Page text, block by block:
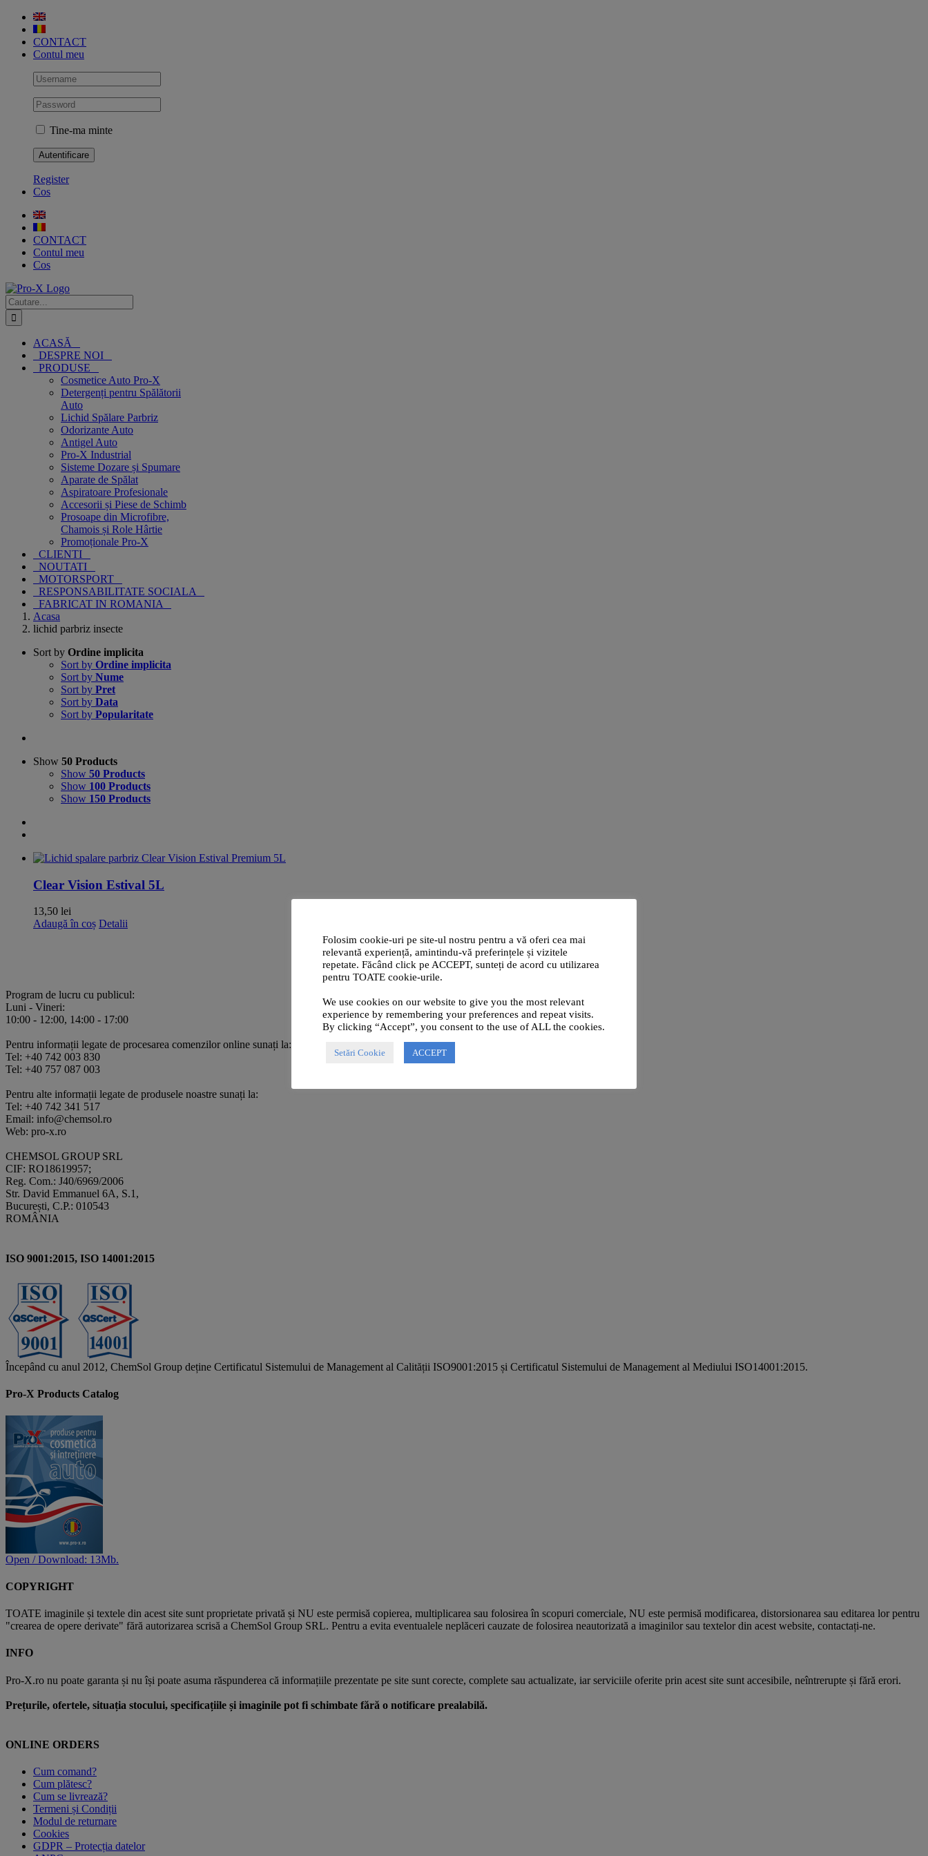
Skip
contentCONTACT
Contul meu
Tine-ma minte
Register
Cos
CONTACT
Contul meu
Cos
Cautare...
ACASĂ
DESPRE NOI
PRODUSE
Cosmetice Auto Pro-X
Detergenți pentru Spălătorii
Auto
Lichid Spălare Parbriz
Odorizante Auto
Antigel Auto
Pro-X Industrial
Sisteme Dozare și Spumare
Aparate de Spălat
Aspiratoare Profesionale
Accesorii și Piese de Schimb
Prosoape din Microfibre,
Chamois și Role Hârtie
Promoționale Pro-X
CLIENTI
NOUTATI
MOTORSPORT
RESPONSABILITATE SOCIALA
FABRICAT IN ROMANIA
Acasa
lichid parbriz insecte
Sort by Ordine implicita
Sort by Ordine implicita
Sort by Nume
Sort by Pret
Sort by Data
Sort by Popularitate
Show 50 Products
Show 50 Products
Show 100 Products
Show 150 Products
Clear Vision Estival 5L
13,50 lei
Adaugă în coș Detalii
Program de lucru cu publicul:
Luni - Vineri:
10:00 - 12:00, 14:00 - 17:00
Pentru informații legate de procesarea comenzilor online sunați la:
Tel: +40 742 003 830
Tel: +40 757 087 003
Pentru alte informații legate de produsele noastre sunați la:
Tel: +40 742 341 517
Email: info@chemsol.ro
Web: pro-x.ro
CHEMSOL GROUP SRL
CIF: RO18619957;
Reg. Com.: J40/6969/2006
Str. David Emmanuel 6A, S.1,
București, C.P.: 010543
ROMÂNIA
ISO 9001:2015, ISO 14001:2015
Începând cu anul 2012, ChemSol Group deține Certificatul Sistemului de Management al Calității ISO9001:2015 și Certificatul Sistemului de Management al Mediului ISO14001:2015.
Pro-X Products Catalog
Open / Download: 13Mb.
COPYRIGHT
TOATE imaginile și textele din acest site sunt proprietate privată și NU este permisă copierea, multiplicarea sau folosirea în scopuri comerciale, NU este permisă modificarea, distorsionarea sau editarea lor pentru
"crearea de opere derivate" fără autorizarea scrisă a ChemSol Group SRL. Pentru a evita eventualele neplăceri cauzate de folosirea neautorizată a imaginilor sau textelor din acest website, contactați-ne.
INFO
Pro-X.ro nu poate garanta și nu își poate asuma răspunderea că informațiile prezentate pe site sunt corecte, complete sau actualizate, iar serviciile oferite prin acest site sunt accesibile, neîntrerupte și fără erori.
Prețurile, ofertele, situația stocului, specificațiile și imaginile pot fi schimbate fără o notificare prealabilă.
ONLINE ORDERS
Cum comand?
Cum plătesc?
Cum se livrează?
Termeni și Condiții
Modul de returnare
Cookies
GDPR – Protecția datelor
Folosim cookie-uri pe site-ul nostru pentru a vă oferi cea mai
relevantă experiență, amintindu-vă preferințele și vizitele
repetate. Făcând click pe ACCEPT, sunteți de acord cu utilizarea
pentru TOATE cookie-urile.
We use cookies on our website to give you the most relevant
experience by remembering your preferences and repeat visits.
By clicking “Accept”, you consent to the use of ALL the cookies.
Setări Cookie ACCEPT